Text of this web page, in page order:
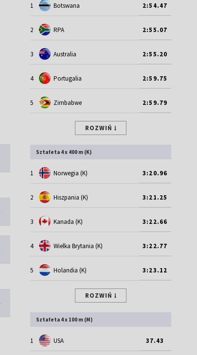
1 Botswana 2:54.47
2 RPA 2:55.07
3 Australia 2:55.20
4 Portugalia 2:59.75
5 Zimbabwe 2:59.79
ROZWIŃ
Sztafeta 4 x 400 m (K)
1 Norwegia (K) 3:20.96
2 Hiszpania (K) 3:21.25
3 Kanada (K) 3:22.66
4 Wielka Brytania (K) 3:22.77
5 Holandia (K) 3:23.12
ROZWIŃ
Sztafeta 4 x 100 m (M)
1 USA 37.43